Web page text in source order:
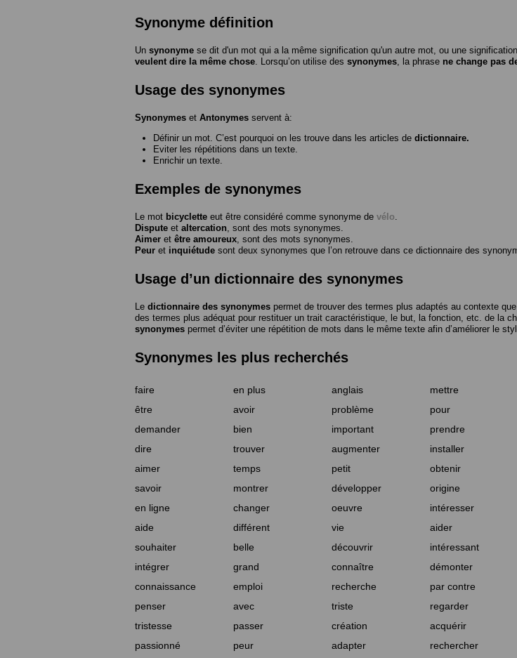
Synonyme définition
Un synonyme se dit d'un mot qui a la même signification qu'un autre mot, ou une
veulent dire la même chose . Lorsqu’on utilise des synonymes , la phrase ne change pas
Usage des synonymes
Synonymes et Antonymes servent à:
Définir un mot. C’est pourquoi on les trouve dans les articles de dictionnaire.
Eviter les répétitions dans un texte.
Enrichir un texte.
Exemples de synonymes
Le mot bicyclette eut être considéré comme synonyme de vélo
Dispute et altercation , sont des mots synonymes.
Aimer et être amoureux , sont des mots synonymes.
Peur et inquiétude sont deux synonymes que l’on retrouve dans ce dictionnaire des
Usage d’un dictionnaire des synonymes
Le dictionnaire des synonymes permet de trouver des termes plus adaptés au contexte
des termes plus adéquat pour restituer un trait caractéristique, le but, la fonction, etc. de la
synonymes permet d’éviter une répétition de mots dans le même texte afin d’améliorer le
Synonymes les plus recherchés
faire en plus anglais mettre
être
avoir problème pour
demander
bien important prendre
dire
trouver augmenter installer
aimer
temps petit obtenir
savoir
montrer développer origine
en ligne
changer oeuvre intéresser
aide
différent vie aider
souhaiter
belle découvrir intéressant
intégrer
grand connaître démonter
connaissance
emploi recherche par contre
penser
avec triste regarder
tristesse
passer création acquérir
passionné
peur adapter rechercher